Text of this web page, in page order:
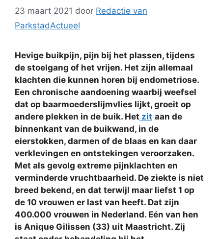
23 maart 2021 door Redactie van
ParkstadActueel
Hevige buikpijn, pijn bij het plassen, tijdens
de stoelgang of het vrijen. Het zijn allemaal
klachten die kunnen horen bij endometriose.
Een chronische aandoening waarbij weefsel
dat op baarmoederslijmvlies lijkt, groeit op
andere plekken in de buik. Het zit aan de
binnenkant van de buikwand, in de
eierstokken, darmen of de blaas en kan daar
verklevingen en ontstekingen veroorzaken.
Met als gevolg extreme pijnklachten en
verminderde vruchtbaarheid. De ziekte is niet
breed bekend, en dat terwijl maar liefst 1 op
de 10 vrouwen er last van heeft. Dat zijn
400.000 vrouwen in Nederland. Eén van hen
is Anique Gilissen (33) uit Maastricht. Zij